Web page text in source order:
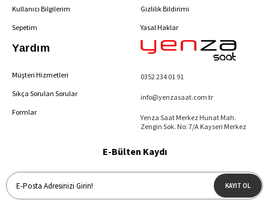
Kullanıcı Bilgilerim
Sepetim
Gizlilik Bildirimi
Yasal Haklar
Yardım
Müşteri Hizmetleri
Sıkça Sorulan Sorular
Formlar
0352 234 01 91
info@yenzasaat.com.tr
Yenza Saat Merkez Hunat Mah.
Zengin Sok. No: 7/A Kayseri Merkez
E-Bülten Kaydı
KAYIT OL